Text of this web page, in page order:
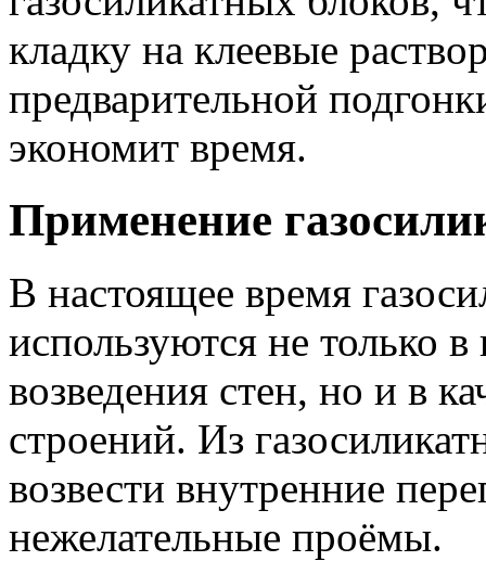
кладку на клеевые
предварительной
экономит время.
Применение
В настоящее время
используются не только в
возведения стен, но и в
строений. Из
возвести внутренние
нежелательные проёмы.